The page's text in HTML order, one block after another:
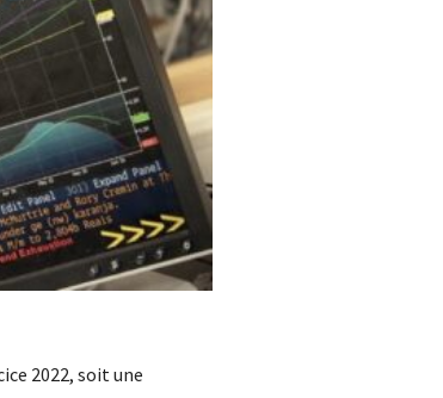
2022, soit une